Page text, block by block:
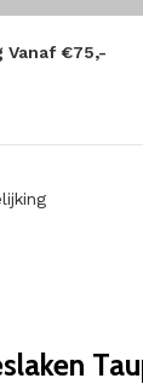
Vanaf €75,-